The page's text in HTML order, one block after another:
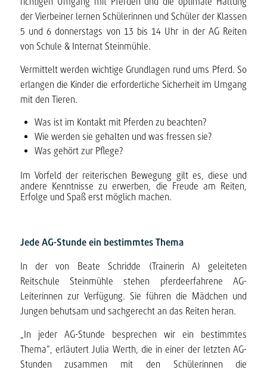
der Vierbeiner lernen Schülerinnen und Schüler der Klassen
5 und 6 donnerstags von 13 bis 14 Uhr in der AG Reiten
von Schule & Internat Steinmühle.
Vermittelt werden wichtige Grundlagen rund ums Pferd. So
erlangen die Kinder die erforderliche Sicherheit im Umgang
mit den Tieren.
Was ist im Kontakt mit Pferden zu beachten?
Wie werden sie gehalten und was fressen sie?
Was gehört zur Pflege?
Im Vorfeld der reiterischen Bewegung gilt es, diese und
andere Kenntnisse zu erwerben, die Freude am Reiten,
Erfolge und Spaß erst möglich machen.
Jede AG-Stunde ein bestimmtes Thema
In der von Beate Schridde (Trainerin A) geleiteten
Reitschule Steinmühle stehen pferdeerfahrene AG-
Leiterinnen zur Verfügung. Sie führen die Mädchen und
Jungen behutsam und sachgerecht an das Reiten heran.
„In jeder AG-Stunde besprechen wir ein bestimmtes
Thema“, erläutert Julia Werth, die in einer der letzten AG-
Stunden zusammen mit den Schülerinnen die